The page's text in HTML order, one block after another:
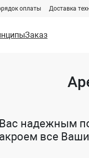
оплаты Доставка
Заказ
надежным
все